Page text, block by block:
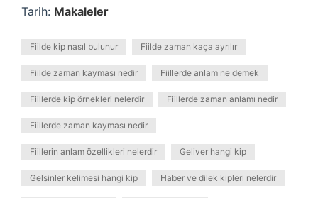
Tarih: Makaleler
Fiilde kip nasıl bulunur Fiilde zaman kaça ayrılır
Fiilde zaman kayması nedir Fiillerde anlam ne demek
Fiillerde kip örnekleri nelerdir Fiillerde zaman anlamı nedir
Fiillerde zaman kayması nedir
Fiillerin anlam özellikleri nelerdir Geliver hangi kip
Gelsinler kelimesi hangi kip Haber ve dilek kipleri nelerdir